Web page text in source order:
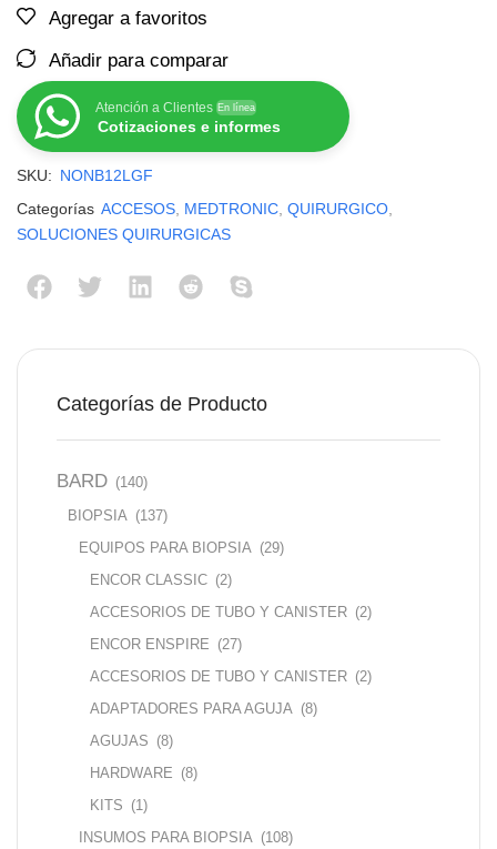
Agregar a favoritos
Añadir para comparar
Atención a Clientes En línea
Cotizaciones e informes
SKU: NONB12LGF
Categorías ACCESOS MEDTRONIC QUIRURGICO
SOLUCIONES QUIRURGICAS
Categorías de Producto
BARD (140)
BIOPSIA (137)
EQUIPOS PARA BIOPSIA (29)
ENCOR CLASSIC (2)
ACCESORIOS DE TUBO Y CANISTER (2)
ENCOR ENSPIRE (27)
ACCESORIOS DE TUBO Y CANISTER (2)
ADAPTADORES PARA AGUJA (8)
AGUJAS (8)
HARDWARE (8)
KITS (1)
INSUMOS PARA BIOPSIA (108)